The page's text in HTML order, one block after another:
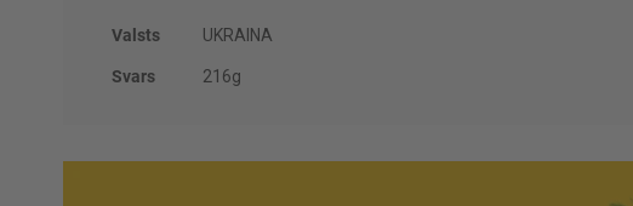
Vairāk
Valsts UKRAINA
Svars 216g